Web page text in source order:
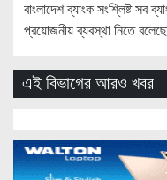
বাংলাদেশ ব্যাংক সংশ্লিষ্ট সব
প্রয়োজনীয় ব্যবস্থা নিতে
এই বিভাগের আরও খবর